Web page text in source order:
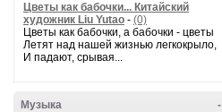
Цветы как бабочки... Китайский
художник Liu Yutao - (0)
Цветы как бабочки, а бабочки - цветы
Летят над нашей жизнью легкокрыло,
И падают, срывая...
-
Музыка